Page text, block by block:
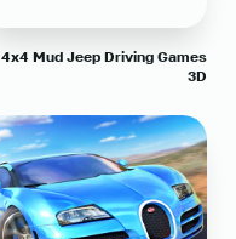
4x4 Mud Jeep Driving Games
3D